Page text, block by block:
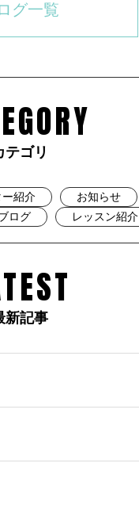
グ一覧
テゴリ
ー紹介 お知らせ
ログ レッスン紹介
新記事